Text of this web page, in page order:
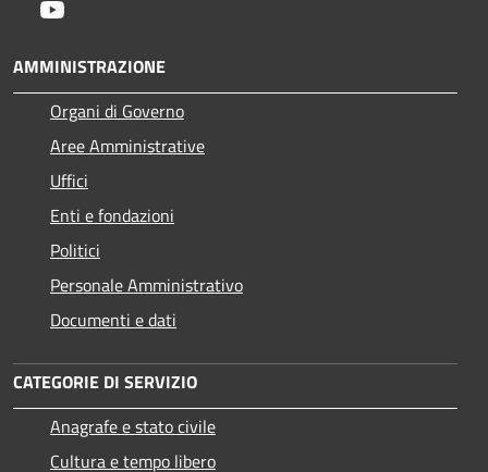
AMMINISTRAZIONE
Organi di Governo
Aree Amministrative
Uffici
Enti e fondazioni
Politici
Personale Amministrativo
Documenti e dati
CATEGORIE DI SERVIZIO
Anagrafe e stato civile
Cultura e tempo libero